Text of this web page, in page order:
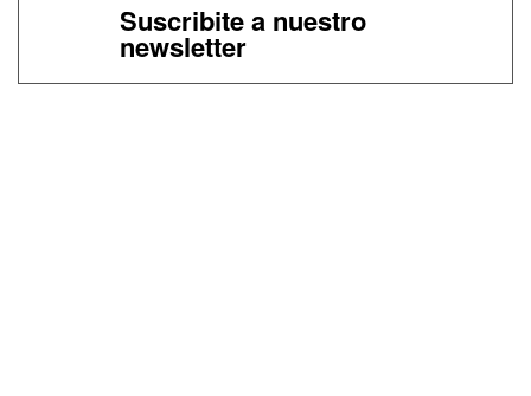
Suscribite a nuestro
newsletter